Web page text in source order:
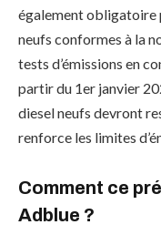
également obligatoire
neufs conformes à la
tests d’émissions en
partir du 1er janvier
diesel neufs devront
renforce les limites
Comment ce
Adblue ?